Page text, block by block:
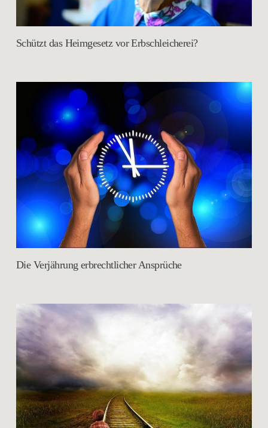
Schützt das Heimgesetz vor Erbschleicherei?
Die Verjährung erbrechtlicher Ansprüche